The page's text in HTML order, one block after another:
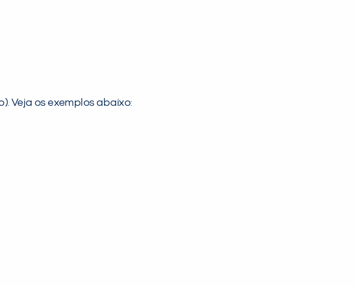
Veja os exemplos abaixo: